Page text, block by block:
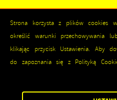
Strona korzysta z plików cookies
określić warunki przechowywania
klikając przycisk Ustawienia. Aby
do zapoznania się z Polityką